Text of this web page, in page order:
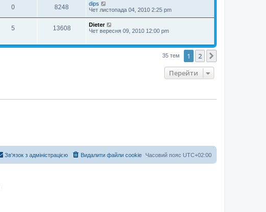
0 8248
dips
Чет листопада 04, 2010 2:25 pm
5 13608
Dieter
Чет вересня 09, 2010 12:00 pm
35 тем 1 2
Перейти
Часовий пояс UTC+02:00
Видалити файли cookie
Зв'язок з адміністрацією